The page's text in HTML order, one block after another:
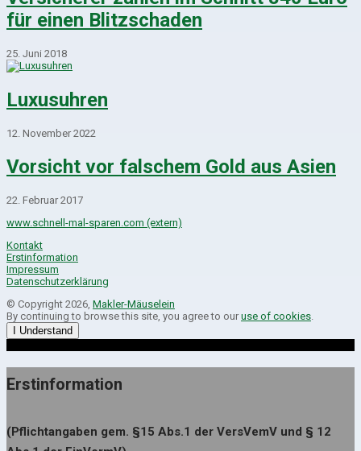
für einen Blitzschaden
25. Juni 2018
Luxusuhren
12. November 2022
Vorsicht vor falschem Gold aus Asien
22. Februar 2017
www.schnell-mal-sparen.com (extern)
Kontakt
Erstinformation
Impressum
Datenschutzerklärung
© Copyright 2026, Makler-Mäuselein
By continuing to browse this site, you agree to our use of cookies
I Understand
Erstinformation
(Pflichtangaben gem. §15 Abs.1 der VersVemV und § 12